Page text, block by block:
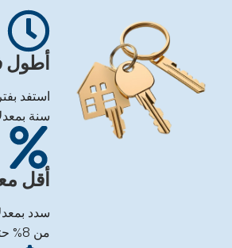
أطول
سنة
أقل
سدد
من 8% حتى 12%